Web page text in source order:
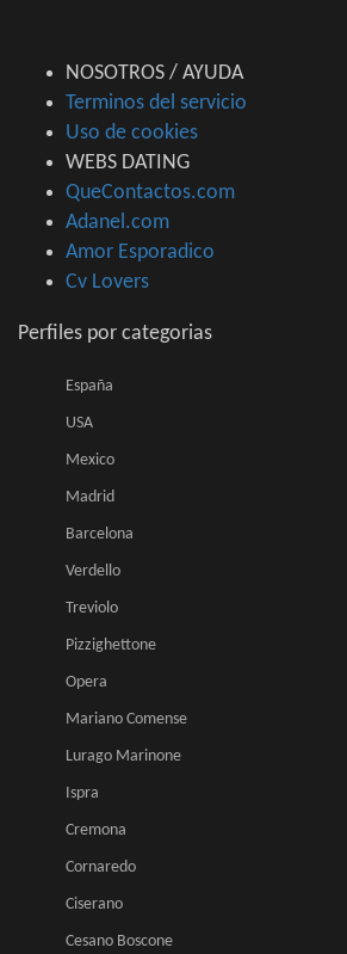
NOSOTROS / AYUDA
Terminos del servicio
Uso de cookies
WEBS DATING
QueContactos.com
Adanel.com
Amor Esporadico
Cv Lovers
Perfiles por categorias
España
USA
Mexico
Madrid
Barcelona
Verdello
Treviolo
Pizzighettone
Opera
Mariano Comense
Lurago Marinone
Ispra
Cremona
Cornaredo
Ciserano
Cesano Boscone